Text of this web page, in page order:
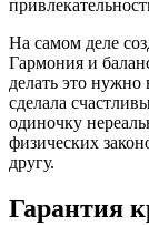
На самом деле
Гармония и
делать это
сделала
одиночку
физических
другу.
Гарантия